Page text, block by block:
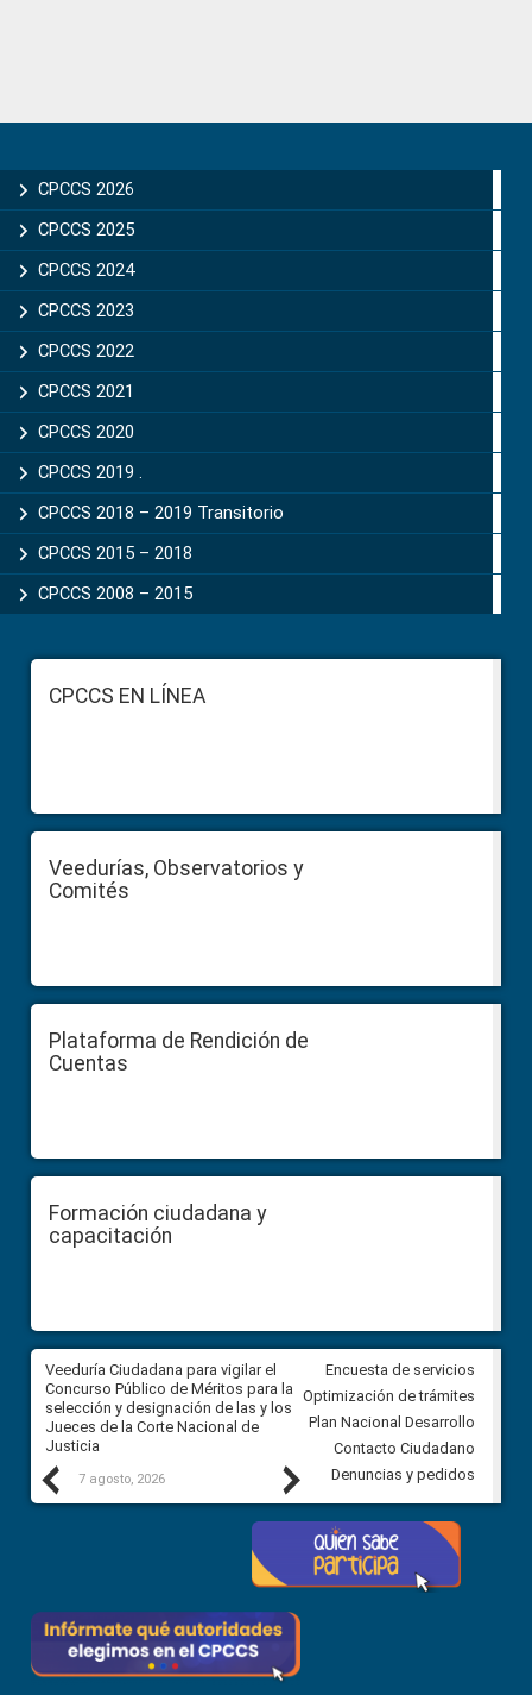
Sidebar
CPCCS 2026
CPCCS 2025
CPCCS 2024
CPCCS 2023
CPCCS 2022
CPCCS 2021
CPCCS 2020
CPCCS 2019 .
CPCCS 2018 – 2019 Transitorio
CPCCS 2015 – 2018
CPCCS 2008 – 2015
FooterCPCCS EN LÍNEA
Veedurías, Observatorios y
Comités
Plataforma de Rendición de
Cuentas
Formación ciudadana y
capacitación
Previous
Veeduría Ciudadana para vigilar el
Concurso Público de Méritos para la
selección y designación de las y los
Jueces de la Corte Nacional de
Justicia
7 agosto, 2026
Veeduría para realizar el
seguimiento de la gestión
Autónomo Descentralizado
parroquial rural de Calacalí
6 agosto, 2026
Next
Encuesta de servicios
Optimización de trámites
Plan Nacional Desarrollo
Contacto Ciudadano
Denuncias y pedidos